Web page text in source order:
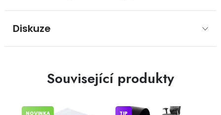
Diskuze
Související produkty
NOVINKA TIP